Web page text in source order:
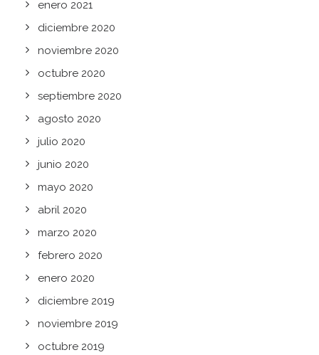
enero 2021
diciembre 2020
noviembre 2020
octubre 2020
septiembre 2020
agosto 2020
julio 2020
junio 2020
mayo 2020
abril 2020
marzo 2020
febrero 2020
enero 2020
diciembre 2019
noviembre 2019
octubre 2019